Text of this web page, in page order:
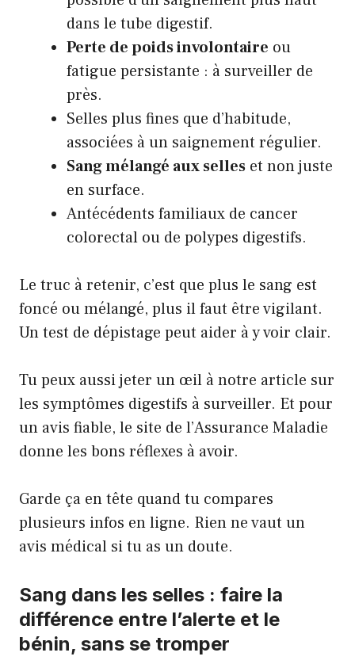
dans le tube digestif.
Perte de poids involontaire ou
fatigue persistante : à surveiller de
près.
Selles plus fines que d’habitude,
associées à un saignement régulier.
Sang mélangé aux selles et non juste
en surface.
Antécédents familiaux de cancer
colorectal ou de polypes digestifs.
Le truc à retenir, c’est que plus le sang est
foncé ou mélangé, plus il faut être vigilant.
Un test de dépistage peut aider à y voir clair.
Tu peux aussi jeter un œil à notre article sur
les symptômes digestifs à surveiller. Et pour
un avis fiable, le site de l’Assurance Maladie
donne les bons réflexes à avoir.
Garde ça en tête quand tu compares
plusieurs infos en ligne. Rien ne vaut un
avis médical si tu as un doute.
Sang dans les selles : faire la
différence entre l’alerte et le
bénin, sans se tromper